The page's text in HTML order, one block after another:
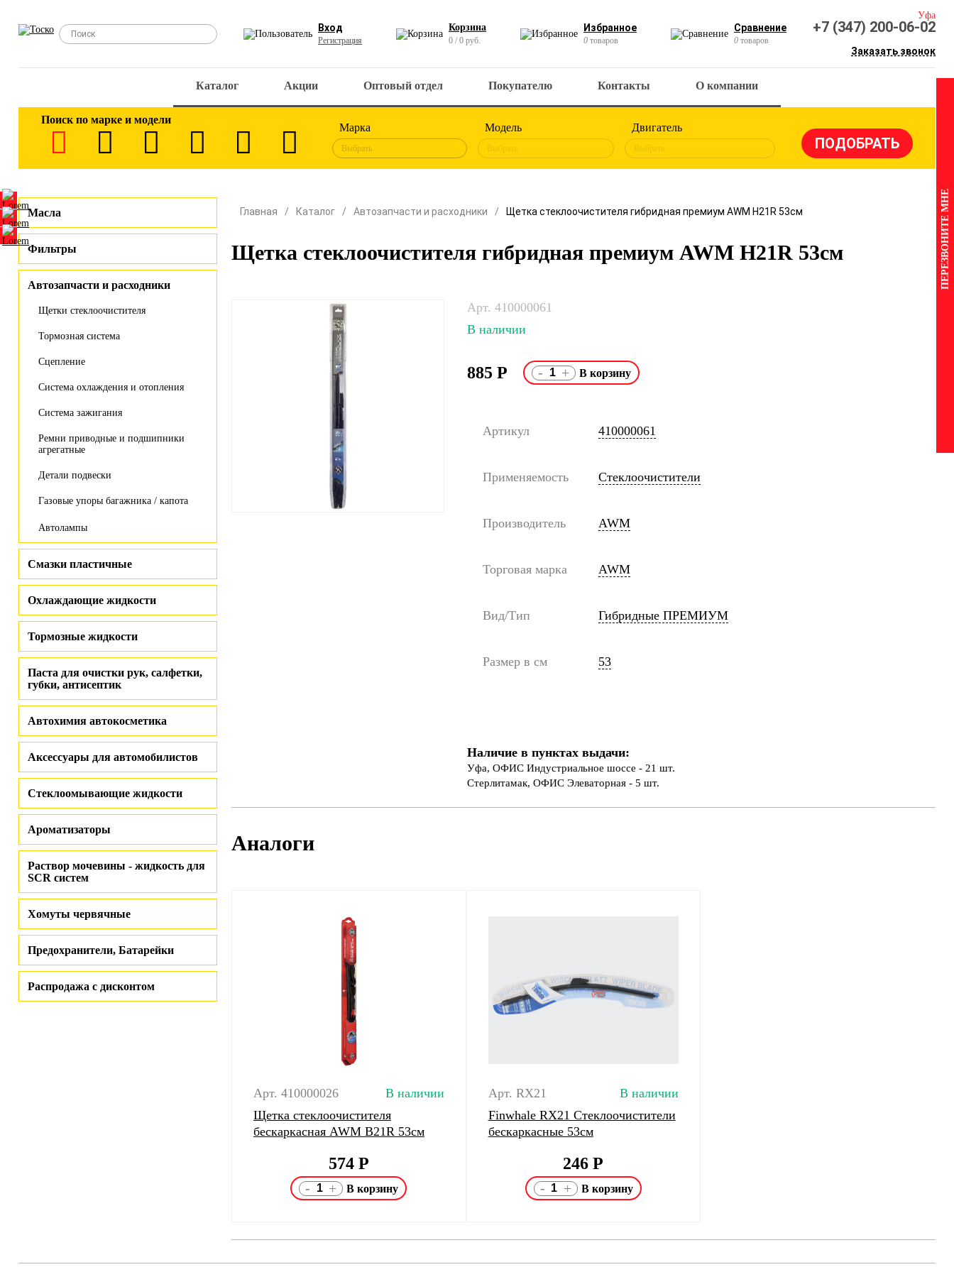
Вход
Регистрация
Корзина
0 / 0 руб.
Избранное
0 товаров
Сравнение
0 товаров
Уфа
+7 (347) 200-06-02
Заказать звонок
Каталог Акции Оптовый отдел Покупателю Контакты О компании
Поиск по марке и модели
Марка
Выбрать
Модель
Выбрать
Двигатель
Выбрать
Масла
Фильтры
Автозапчасти и расходники
Щетки стеклоочистителя
Тормозная система
Сцепление
Система охлаждения и отопления
Система зажигания
Ремни приводные и подшипники
агрегатные
Детали подвески
Газовые упоры багажника / капота
Автолампы
Смазки пластичные
Охлаждающие жидкости
Тормозные жидкости
Паста для очистки рук, салфетки,
губки, антисептик
Автохимия автокосметика
Аксессуары для автомобилистов
Стеклоомывающие жидкости
Ароматизаторы
Раствор мочевины - жидкость для
SCR систем
Хомуты червячные
Предохранители, Батарейки
Распродажа с дисконтом
Главная Каталог Автозапчасти и расходники Щетка стеклоочистителя гибридная премиум AWM H21R 53см
Щетка стеклоочистителя гибридная премиум AWM H21R 53см
Арт. 410000061
В наличии
885 Р - +
Артикул 410000061
Применяемость Стеклоочистители
Производитель AWM
Торговая марка AWM
Вид/Тип Гибридные ПРЕМИУМ
Размер в см 53
Наличие в пунктах выдачи:
Уфа, ОФИС Индустриальное шоссе - 21 шт.
Стерлитамак, ОФИС Элеваторная - 5 шт.
Аналоги
Арт. 410000026
В наличии
Щетка стеклоочистителя
бескаркасная AWM B21R 53см
574 Р
- +
Арт. RX21
В наличии
Finwhale RX21 Стеклоочистители
бескаркасные 53см
246Р
- +
ПЕРЕЗВОНИТЕ МНЕ